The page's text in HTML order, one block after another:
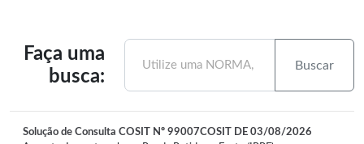
Faça uma
busca:
Solução de Consulta COSIT Nº 99007COSIT DE 03/08/2026